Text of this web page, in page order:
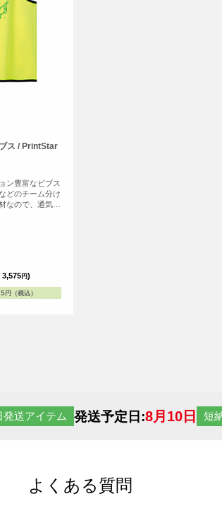
ス / PrintStar
ン豊富なビブス
どのチーム分け
なので、通気
す。
3,575円)
円（税込）
発送アイテム 発送予定日:8月10日 短
よくある質問